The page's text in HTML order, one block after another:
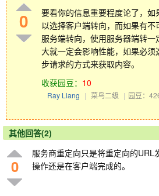
0
要看你的信息重要程度论了，
以选择客户端转向，而如果有
服务端转向，使用服务器端转
大就一定会影响性能，如果必
步请求的方式来获取内容。
收获园豆： 10
Ray Liang | 菜鸟二级 | 园豆：
其他回答(2)
0
服务商重定向只是将重定向的URL
操作还是在客户端完成的。